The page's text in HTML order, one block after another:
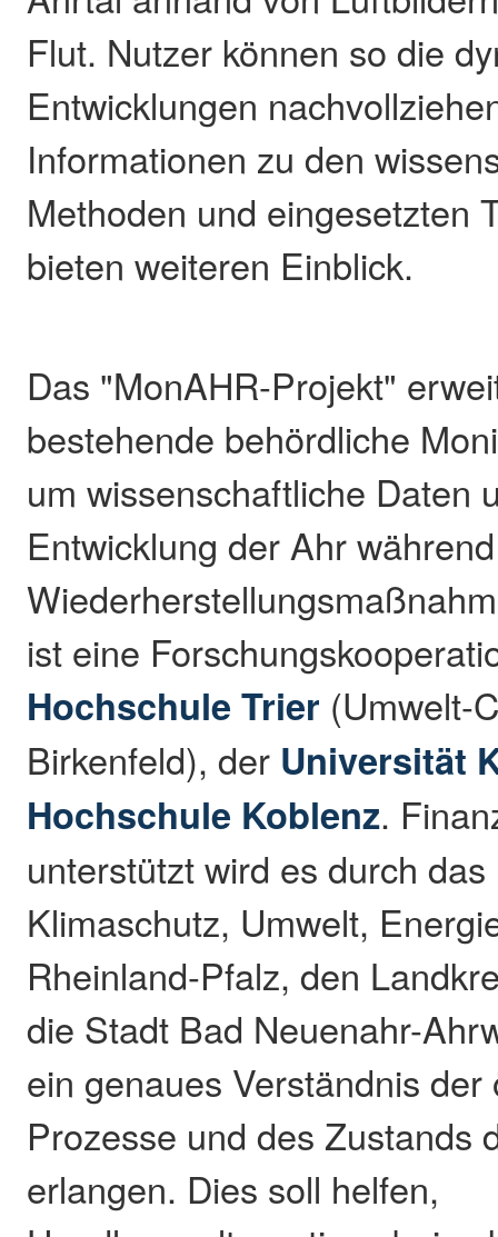
Flut. Nutzer können so die
Entwicklungen
Informationen zu den
Methoden und eingesetzten
bieten weiteren Einblick.
Das "MonAHR-Projekt"
bestehende behördliche
um wissenschaftliche Daten
Entwicklung der Ahr
ist eine
Hochschule Trier (Umwelt-
Birkenfeld), der Universität
Hochschule Koblenz.
unterstützt wird es durch
Klimaschutz, Umwelt,
Rheinland-Pfalz, den
die Stadt Bad Neuenahr-
ein genaues Verständnis der
Prozesse und des Zustands
erlangen. Dies soll helfen,